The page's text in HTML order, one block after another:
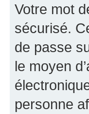
Votre mot
sécurisé.
de passe
le moyen
personne